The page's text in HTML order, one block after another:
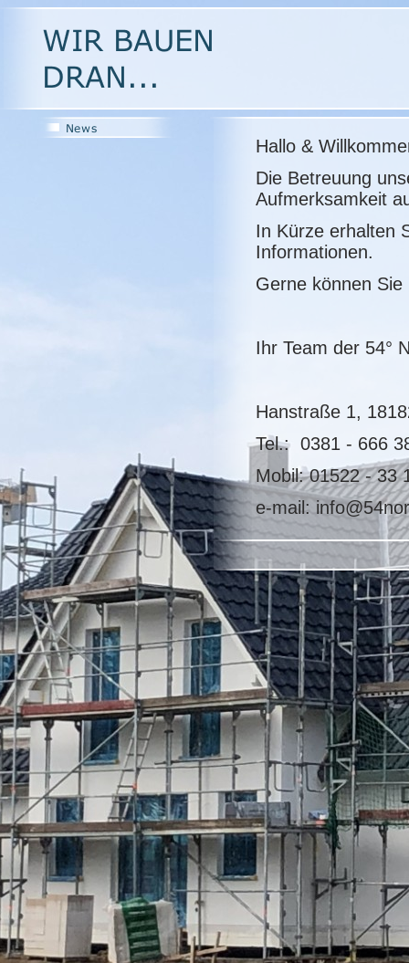
Hallo &
Die Betreuung
Aufmerksamkeit
In Kürze erhalten
Informationen.
Gerne können
Ihr Team der 54°
Hanstraße 1,
Tel.: 0381 - 666
Mobil: 01522 - 33
e-mail: